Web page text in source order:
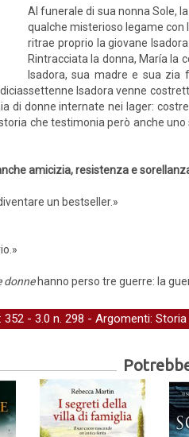
Al funerale di sua nonna Sole,
qualche misterioso legame
ritrae proprio la giovane
Rintracciata la donna, María la
Isadora, sua madre e sua zia
Isadora venne
di donne internate nei lager:
che testimonia però anche
amicizia, resistenza e
un bestseller.»
donnehanno perso tre guerre: la
352 - 3.0 n. 298 - Argomenti: Storia